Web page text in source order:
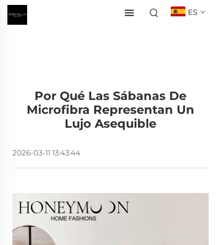
ES
Por Qué Las Sábanas De
Microfibra Representan Un
Lujo Asequible
2026-03-11 13:43:44